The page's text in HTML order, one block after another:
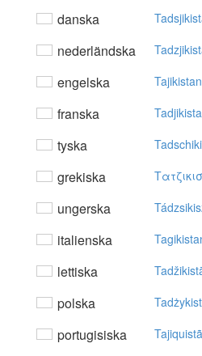
danska
nederländska
engelska Tajikistan
franska
tyska
grekiska
ungerska
italienska
lettiska
polska
portugisiska